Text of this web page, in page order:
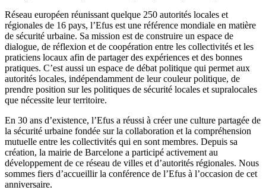
Réseau européen réunissant quelque 250 autorités locales et
régionales de 16 pays, l’Efus est une référence mondiale en matière
de sécurité urbaine. Sa mission est de construire un espace de
dialogue, de réflexion et de coopération entre les collectivités et les
praticiens locaux afin de partager des expériences et des bonnes
pratiques. C’est aussi un espace de débat politique qui permet aux
autorités locales, indépendamment de leur couleur politique, de
prendre position sur les politiques de sécurité locales et supralocales
que nécessite leur territoire.
En 30 ans d’existence, l’Efus a réussi à créer une culture partagée de
la sécurité urbaine fondée sur la collaboration et la compréhension
mutuelle entre les collectivités qui en sont membres. Depuis sa
création, la mairie de Barcelone a participé activement au
développement de ce réseau de villes et d’autorités régionales. Nous
sommes fiers d’accueillir la conférence de l’Efus à l’occasion de cet
anniversaire.